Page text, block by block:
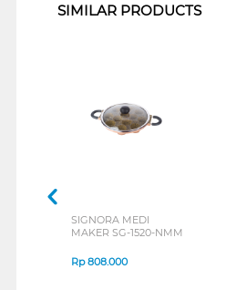
SIMILAR PRODUCTS
SIGNORA MEDI
MAKER SG-1520-NMM
Rp808.000